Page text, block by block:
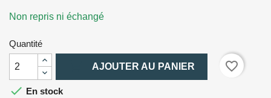
Non repris ni échangé
Quantité
AJOUTER AU PANIER
favorite_border
 En stock